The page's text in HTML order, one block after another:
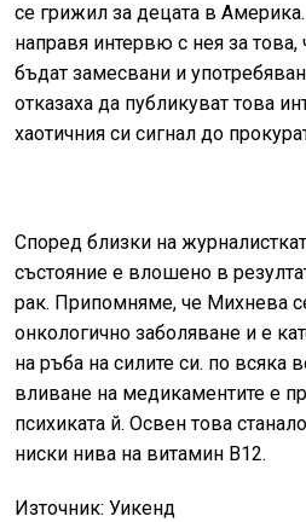
се грижил за децата в
направя интервю с нея за
бъдат замесвани и
отказаха да публикуват това
хаотичния си сигнал до
Според близки на
състояние е влошено в
рак. Припомняме, че Михнева
онкологично заболяване и е
на ръба на силите си. по всяка
вливане на медикаментите е
психиката й. Освен това
ниски нива на витамин В12.
Източник: Уикенд